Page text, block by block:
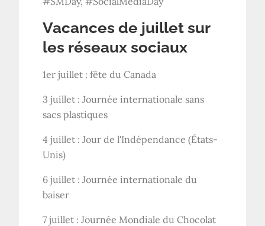
Vacances de juillet sur
les réseaux sociaux
1er juillet : fête du Canada
3 juillet : Journée internationale sans
sacs plastiques
4 juillet : Jour de l'Indépendance (États-
Unis)
6 juillet : Journée internationale du
baiser
7 juillet : Journée Mondiale du Chocolat